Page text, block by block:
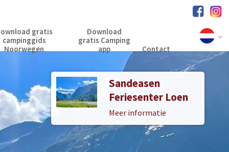
gratis
campinggids
Noorwegen
Download
gratis Camping
app
Contact
Sandeasen
Feriesenter Loen
Meer informatie
Sande Camping
Loen
Meer informatie